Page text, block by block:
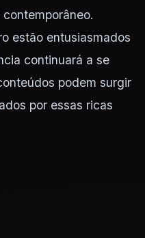
estão entusiasmados
continuará a se
podem surgir
por essas ricas